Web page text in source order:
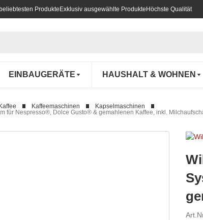
Produkte Exklusiv ausgewählte Produkte Höchste Qualität
EINBAUGERÄTE HAUSHALT & WOHNEN
Kaffeemaschinen
Kapselmaschinen
für Nespresso®, Dolce Gusto® & gemahlenen Kaffee, inkl.